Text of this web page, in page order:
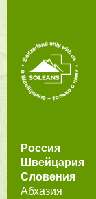
Россия
Швейцария
Словения
Абхазия